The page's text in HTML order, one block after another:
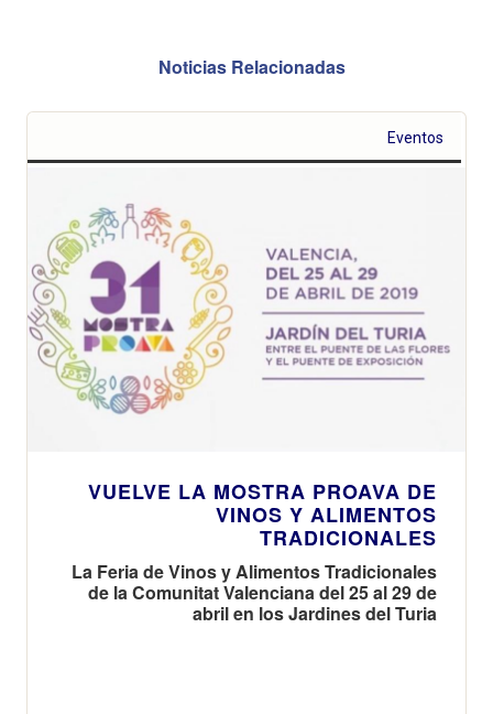
Noticias Relacionadas
Eventos
VUELVE LA MOSTRA PROAVA DE
VINOS Y ALIMENTOS
TRADICIONALES
La Feria de Vinos y Alimentos Tradicionales
de la Comunitat Valenciana del 25 al 29 de
abril en los Jardines del Turia